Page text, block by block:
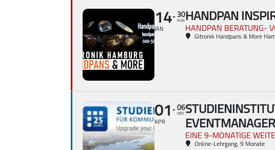
14
JAN
30
AUG HANDPAN
HANDPAN BERATUNG-
Gitronik Handpans & More
01
APR
06
DEZ
EINE 9-MONATIGE
Online-Lehrgang, 9 Monate